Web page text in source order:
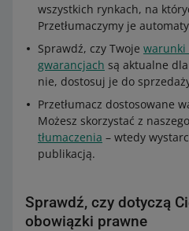
wszystkich rynkach, na
Przetłumaczymy je
Sprawdź, czy Twoje warunki
gwarancjach są aktualne
nie, dostosuj je do
Przetłumacz dostosowane
Możesz skorzystać z naszego
tłumaczenia – wtedy
publikacją.
Sprawdź, czy dotyczą
obowiązki prawne